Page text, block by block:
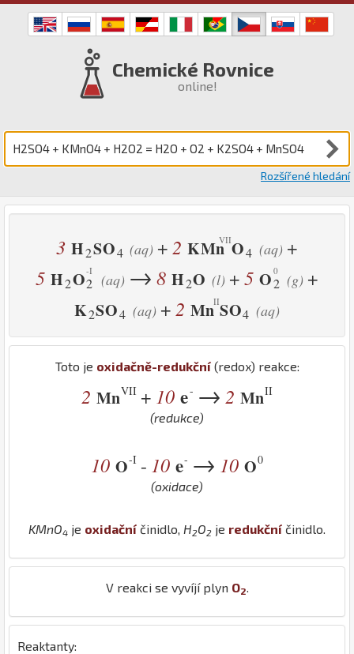
Chemické Rovnice
online!
Rozšířené hledání
3 H2SO4 (aq) + 2 KMn O4 (aq) +
5 H2O2 (aq) → 8 H2O (l) +5 O2 (g) +
K2SO4 (aq) + 2 Mn SO4 (aq)
Toto je oxidačně-redukční(redox) reakce:
2 MnVII + 10 e- → 2 MnII
(redukce)
10 O-I - 10 e- → 10 O0
(oxidace)
KMnO4 je oxidační činidlo, H2O2 je redukční činidlo.
V reakci se vyvíjí plyn O2
Reaktanty: